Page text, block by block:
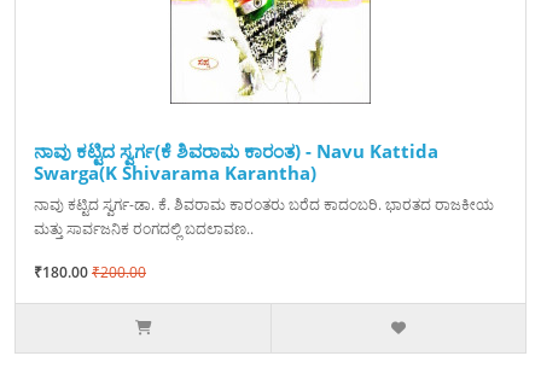
ನಾವು ಕಟ್ಟಿದ ಸ್ವರ್ಗ(ಕೆ ಶಿವರಾಮ ಕಾರಂತ) - Navu Kattida
Swarga(K Shivarama Karantha)
ನಾವು ಕಟ್ಟಿದ ಸ್ವರ್ಗ-ಡಾ. ಕೆ. ಶಿವರಾಮ ಕಾರಂತರು ಬರೆದ ಕಾದಂಬರಿ. ಭಾರತದ ರಾಜಕೀಯ
ಮತ್ತು ಸಾರ್ವಜನಿಕ ರಂಗದಲ್ಲಿ ಬದಲಾವಣ..
₹180.00₹200.00